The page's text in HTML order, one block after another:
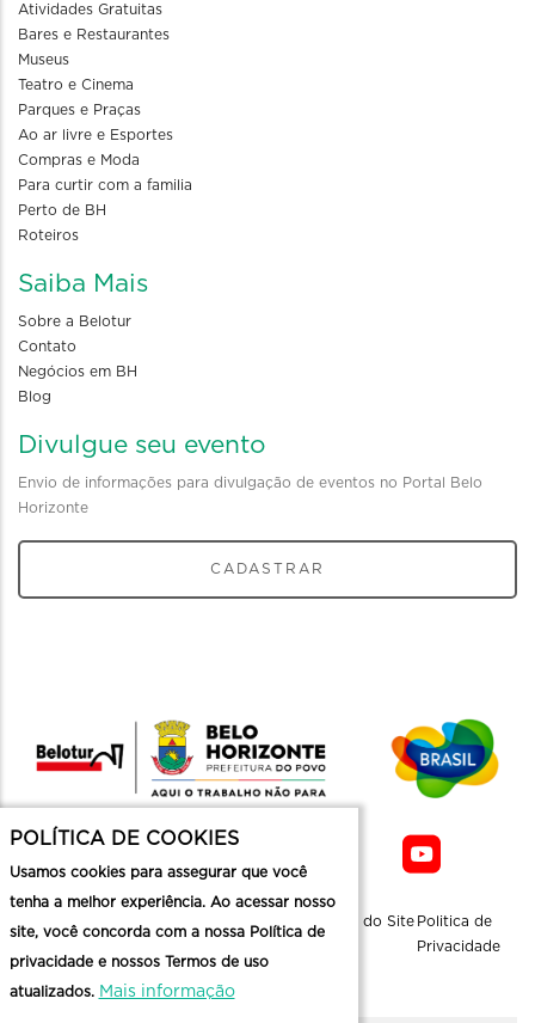
Atividades Gratuitas
Bares e Restaurantes
Museus
Teatro e Cinema
Parques e Praças
Ao ar livre e Esportes
Compras e Moda
Para curtir com a familia
Perto de BH
Roteiros
Saiba Mais
Sobre a Belotur
Contato
Negócios em BH
Blog
Divulgue seu evento
Envio de informações para divulgação de eventos no Portal Belo
Horizonte
CADASTRAR
Mapa do Site Politica de
Privacidade
POLÍTICA DE COOKIES
Usamos cookies para assegurar que você
tenha a melhor experiência. Ao acessar nosso
site, você concorda com a nossa Política de
privacidade e nossos Termos de uso
atualizados. Mais informação